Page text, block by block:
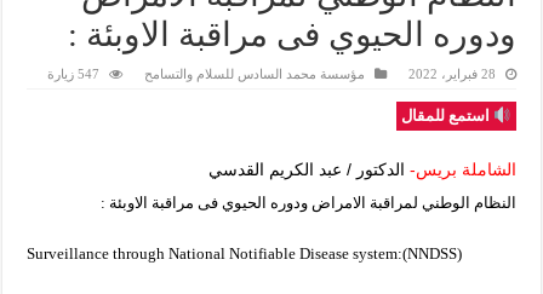
ودوره الحيوي فى مراقبة الاوبئة :
28 فبراير، 2022 مؤسسة محمد السادس للسلام والتسامح 547 زيارة
استمع للمقال
الشاملة بريس- الدكتور / عبد الكريم القدسي
النظام الوطني لمراقبة الامراض ودوره الحيوي فى مراقبة الاوبئة :
Surveillance through National Notifiable Disease system:(NNDSS)